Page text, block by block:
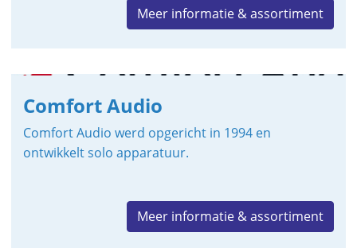
Meer informatie & assortiment
Comfort Audio
Comfort Audio werd opgericht in 1994 en
ontwikkelt solo apparatuur.
Meer informatie & assortiment